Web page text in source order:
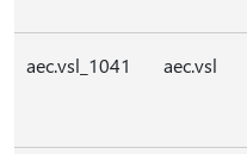
aec.vsl_1041 aec.vsl